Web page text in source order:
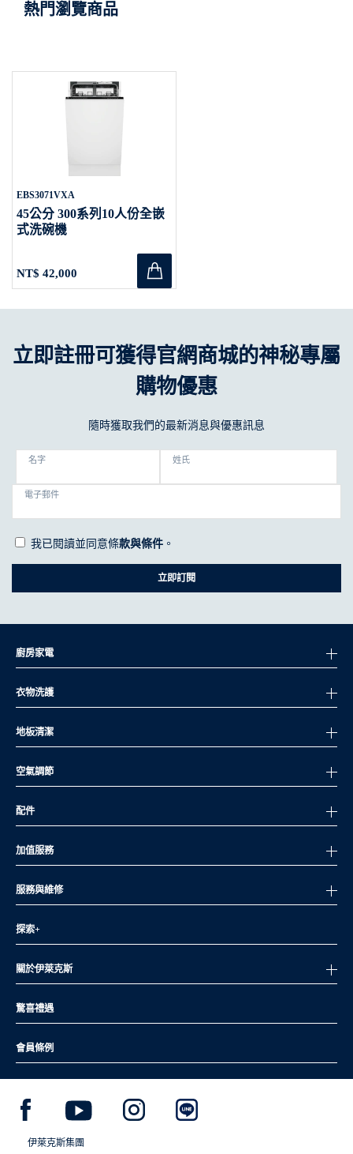
熱門瀏覽商品
EBS3071VXA
45公分 300系列10人份全嵌
式洗碗機
NT$ 42,000
立即註冊可獲得官網商城的神秘專屬
購物優惠
隨時獲取我們的最新消息與優惠訊息
名字 姓氏
電子郵件
我已閱讀並同意條款與條件 。
立即訂閱
廚房家電
衣物洗護
地板清潔
空氣調節
配件
加值服務
服務與維修
探索+
關於伊萊克斯
驚喜禮遇
會員條例
伊萊克斯集團